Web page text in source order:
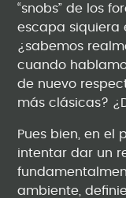
“snobs” de los
escapa siquiera
¿sabemos
cuando
de nuevo
más clásicas?
Pues bien, en el
intentar dar un
ambiente,